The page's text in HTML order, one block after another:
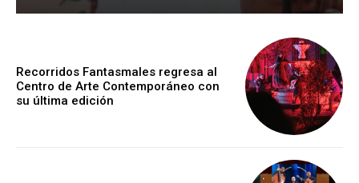
Recorridos Fantasmales regresa al
Centro de Arte Contemporáneo con
su última edición